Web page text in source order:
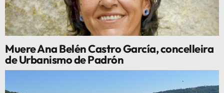
Muere Ana Belén Castro García, concelleira
de Urbanismo de Padrón